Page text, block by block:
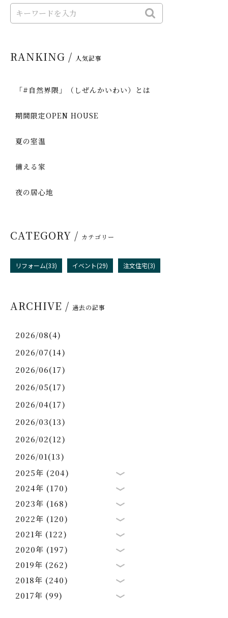
RANKING / 人気記事
「#自然界隈」（しぜんかいわい）とは
期間限定OPEN HOUSE
夏の室温
備える家
夜の居心地
CATEGORY / カテゴリー
リフォーム(33) イベント(29) 注文住宅(3)
ARCHIVE / 過去の記事
2026/08(4)
2026/07(14)
2026/06(17)
2026/05(17)
2026/04(17)
2026/03(13)
2026/02(12)
2026/01(13)
2025年 (204)
2024年 (170)
2023年 (168)
2022年 (120)
2021年 (122)
2020年 (197)
2019年 (262)
2018年 (240)
2017年 (99)